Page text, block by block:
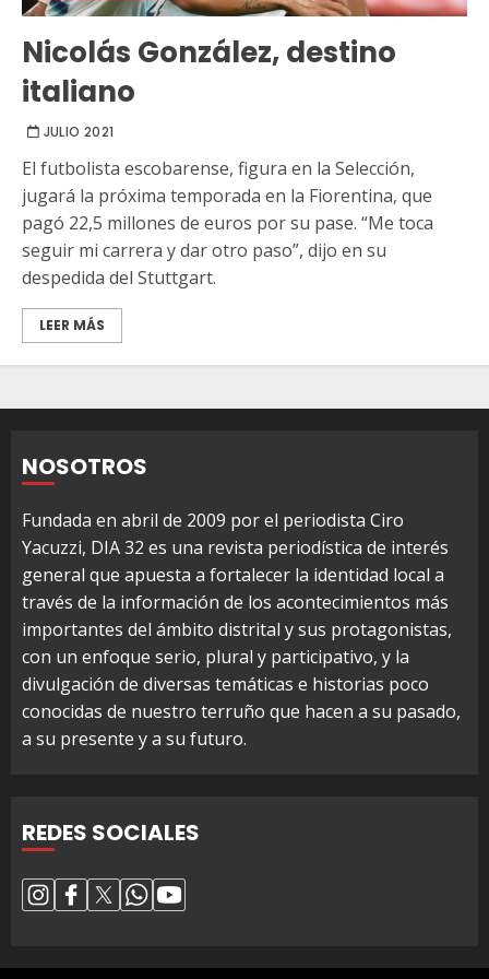
Nicolás González, destino
italiano
JULIO 2021
El futbolista escobarense, figura en la Selección,
jugará la próxima temporada en la Fiorentina, que
pagó 22,5 millones de euros por su pase. “Me toca
seguir mi carrera y dar otro paso”, dijo en su
despedida del Stuttgart.
LEER MÁS
NOSOTROS
Fundada en abril de 2009 por el periodista Ciro
Yacuzzi, DIA 32 es una revista periodística de interés
general que apuesta a fortalecer la identidad local a
través de la información de los acontecimientos más
importantes del ámbito distrital y sus protagonistas,
con un enfoque serio, plural y participativo, y la
divulgación de diversas temáticas e historias poco
conocidas de nuestro terruño que hacen a su pasado,
a su presente y a su futuro.
REDES SOCIALES